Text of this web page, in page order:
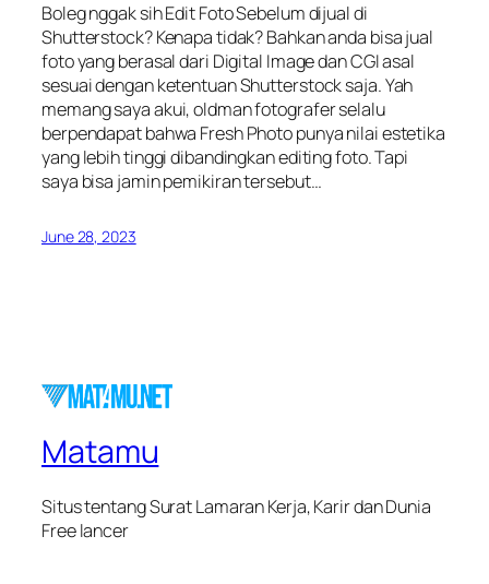
Boleg nggak sih Edit Foto Sebelum dijual di
Shutterstock? Kenapa tidak? Bahkan anda bisa jual
foto yang berasal dari Digital Image dan CGI asal
sesuai dengan ketentuan Shutterstock saja. Yah
memang saya akui, oldman fotografer selalu
berpendapat bahwa Fresh Photo punya nilai estetika
yang lebih tinggi dibandingkan editing foto. Tapi
saya bisa jamin pemikiran tersebut…
June 28, 2023
Matamu
Situs tentang Surat Lamaran Kerja, Karir dan Dunia
Free lancer